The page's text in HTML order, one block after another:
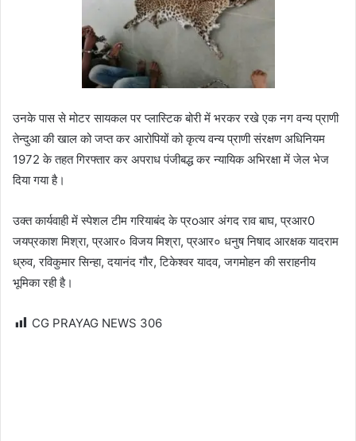
उनके पास से मोटर सायकल पर प्लास्टिक बोरी में भरकर रखे एक नग वन्य प्राणी
तेन्दुआ की खाल को जप्त कर आरोपियों को कृत्य वन्य प्राणी संरक्षण अधिनियम
1972 के तहत गिरफ्तार कर अपराध पंजीबद्ध कर न्यायिक अभिरक्षा में जेल भेज
दिया गया है।
उक्त कार्यवाही में स्पेशल टीम गरियाबंद के प्रoआर अंगद राव बाघ, प्रआर0
जयप्रकाश मिश्रा, प्रआर० विजय मिश्रा, प्रआर० धनुष निषाद आरक्षक यादराम
ध्रुव, रविकुमार सिन्हा, दयानंद गौर, टिकेश्वर यादव, जगमोहन की सराहनीय
भूमिका रही है।
CG PRAYAG NEWS 306